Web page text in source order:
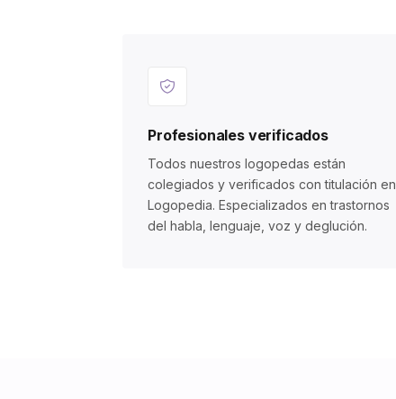
Profesionales verificados
Todos nuestros logopedas están
colegiados y verificados con titulación en
Logopedia. Especializados en trastornos
del habla, lenguaje, voz y deglución.